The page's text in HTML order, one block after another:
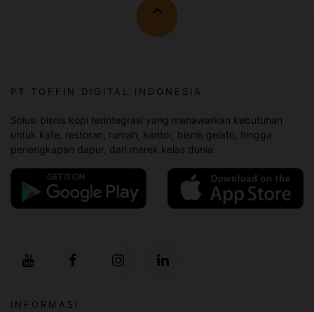
PT TOFFIN DIGITAL INDONESIA
Solusi bisnis kopi terintegrasi yang menawarkan kebutuhan
untuk kafe, restoran, rumah, kantor, bisnis gelato, hingga
perlengkapan dapur, dari merek kelas dunia.
INFORMASI